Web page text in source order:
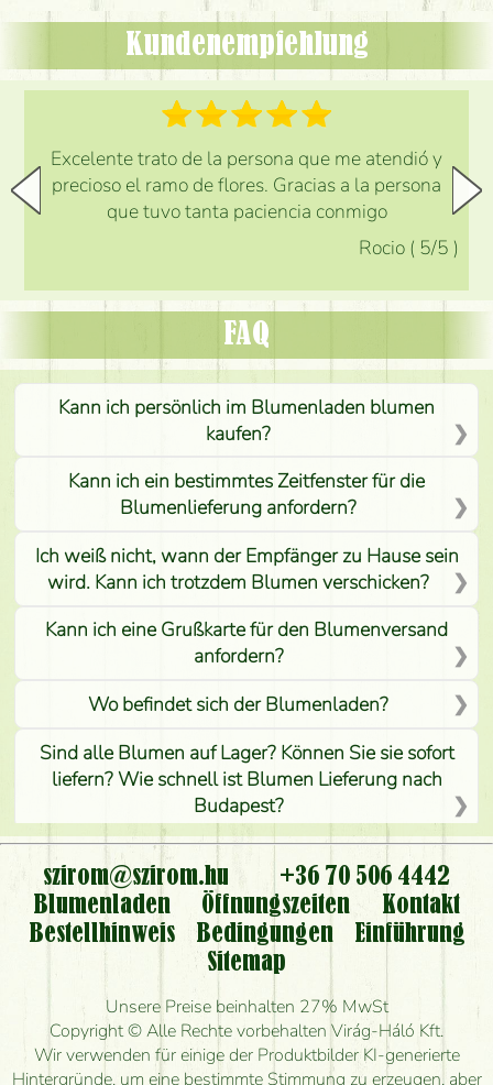
Kundenempfehlung
Excelente trato de la persona que me atendió y
precioso el ramo de flores. Gracias a la persona
que tuvo tanta paciencia conmigo
Rocio ( 5/5 )
FAQ
Kann ich persönlich im Blumenladen blumen
kaufen?
Kann ich ein bestimmtes Zeitfenster für die
Blumenlieferung anfordern?
Ich weiß nicht, wann der Empfänger zu Hause sein
wird. Kann ich trotzdem Blumen verschicken?
Kann ich eine Grußkarte für den Blumenversand
anfordern?
Wo befindet sich der Blumenladen?
Sind alle Blumen auf Lager? Können Sie sie sofort
liefern? Wie schnell ist Blumen Lieferung nach
Budapest?
Ist der Blumenladen non stop geöffnet?
Kann ich den bestellten Blumenstrauß persönlich
nehmen oder nur per Blumenversand?
Ist eine Bestellung für ländliche Gebiete möglich?
Wie lange kann ich heute Blumen mit Lieferung
bestellen?
szirom@szirom.hu
+36 70 506 4442
Blumenladen
Öffnungszeiten
Kontakt
Bestellhinweis
Bedingungen
Einführung
Sitemap
Unsere Preise beinhalten 27% MwSt
Copyright © Alle Rechte vorbehalten Virág-Háló Kft.
Wir verwenden für einige der Produktbilder KI-generierte
Hintergründe, um eine bestimmte Stimmung zu erzeugen, aber